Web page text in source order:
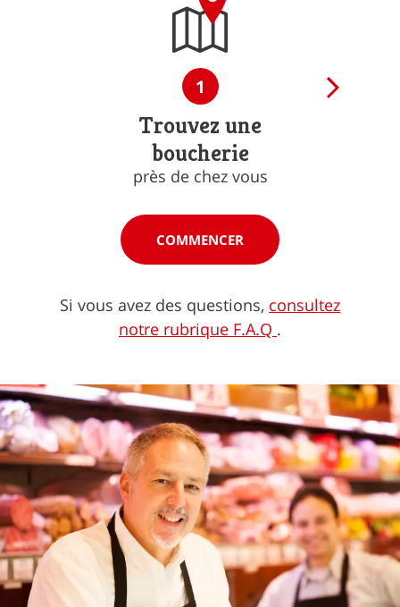
1
Trouvez une
boucherie
près de chez vous
COMMENCER
Si vous avez des questions, consultez
notre rubrique F.A.Q .